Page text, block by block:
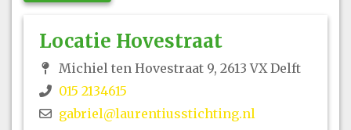
Locatie Hovestraat
Michiel ten Hovestraat 9, 2613 VX Delft
015 2134615
gabriel@laurentiusstichting.nl